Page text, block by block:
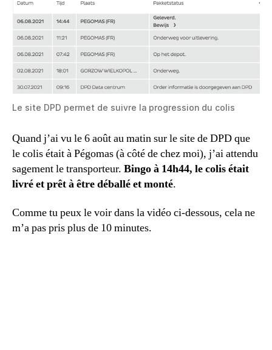
Le site DPD permet de suivre la progression du colis
Quand j’ai vu le 6 août au matin sur le site de DPD que
le colis était à Pégomas (à côté de chez moi), j’ai attendu
sagement le transporteur. Bingo à 14h44, le colis était
livré et prêt à être déballé et monté.
Comme tu peux le voir dans la vidéo ci-dessous, cela ne
m’a pas pris plus de 10 minutes.